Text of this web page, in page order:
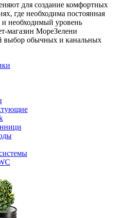
для создание комфортных
где необходима постоянная
и необходимый уровень
магазин МореЗелени
выбор обычных и канальных